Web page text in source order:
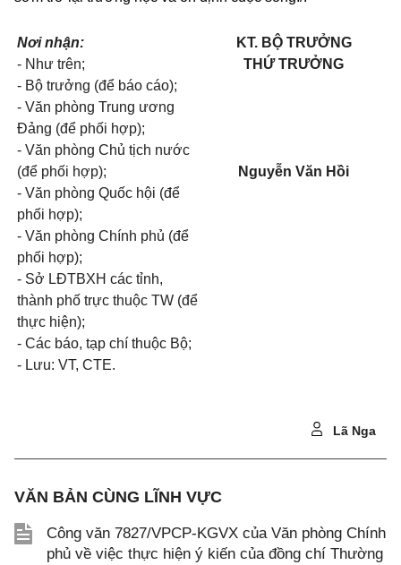
Nơi nhận:
- Như trên;
- Bộ trưởng (để báo cáo);
- Văn phòng Trung ương
Đảng (để phối hợp);
- Văn phòng Chủ tịch nước
(để phối hợp);
- Văn phòng Quốc hội (để
phối hợp);
- Văn phòng Chính phủ (để
phối hợp);
- Sở LĐTBXH các tỉnh,
thành phố trực thuộc TW (để
thực hiện);
- Các báo, tạp chí thuộc Bộ;
- Lưu: VT, CTE.
KT. BỘ TRƯỞNG
THỨ TRƯỞNG
Nguyễn Văn Hồi
Lã Nga
VĂN BẢN CÙNG LĨNH VỰC
Công văn 7827/VPCP-KGVX của Văn phòng Chính
phủ về việc thực hiện ý kiến của đồng chí Thường